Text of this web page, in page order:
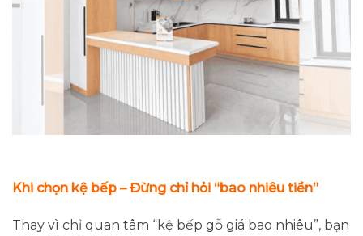
Khi chọn kệ bếp – Đừng chỉ hỏi “bao nhiêu tiền”
Thay vì chỉ quan tâm “kệ bếp gỗ giá bao nhiêu”, bạn